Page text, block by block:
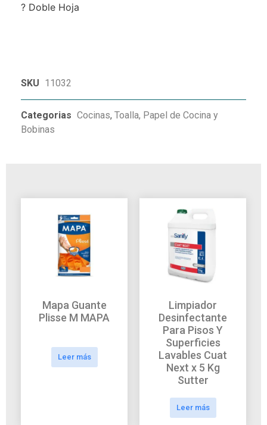
? Doble Hoja
SKU 11032
Categorias Cocinas, Toalla, Papel de Cocina y
Bobinas
Mapa Guante
Plisse M MAPA
Leer más
Limpiador
Desinfectante
Para Pisos Y
Superficies
Lavables Cuat
Next x 5 Kg
Sutter
Leer más